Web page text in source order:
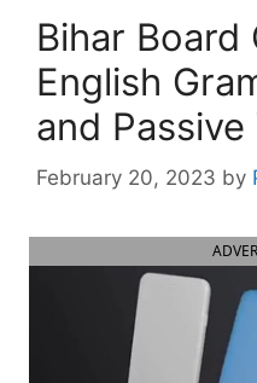
Bihar Board
English
and Passive
February 20, 2023 by